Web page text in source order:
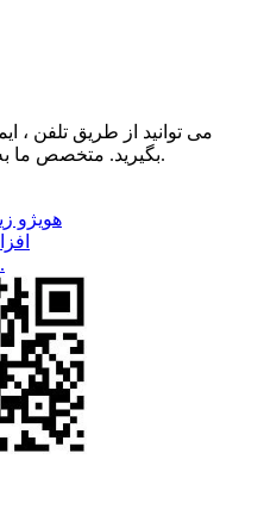
می توانید از طریق تلفن ،
بگیرید. متخصص ما به زودی با شما تماس خواهد گرفت.